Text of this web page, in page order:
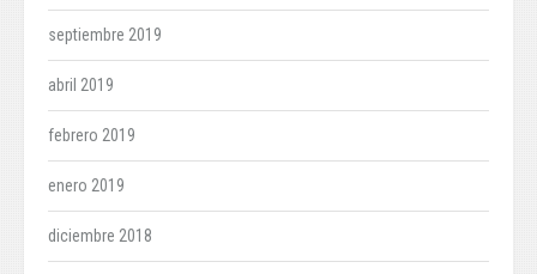
septiembre 2019
abril 2019
febrero 2019
enero 2019
diciembre 2018